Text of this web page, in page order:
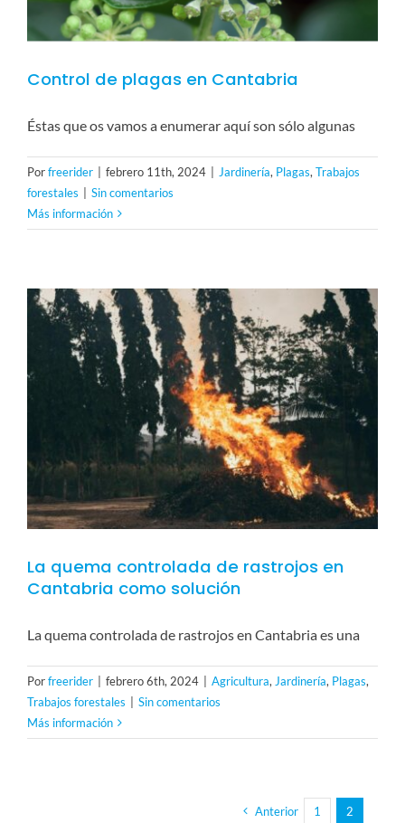
Control de plagas en Cantabria
Éstas que os vamos a enumerar aquí son sólo algunas
Porfreerider febrero 11th, 2024 Jardinería, Plagas, Trabajos
forestales
Sin comentarios
Más información
La quema controlada de rastrojos en
Cantabria como solución
La quema controlada de rastrojos en Cantabria es una
Porfreerider febrero 6th, 2024 Agricultura, Jardinería, Plagas,
Trabajos forestales
Sin comentarios
Más información
Anterior 1 2